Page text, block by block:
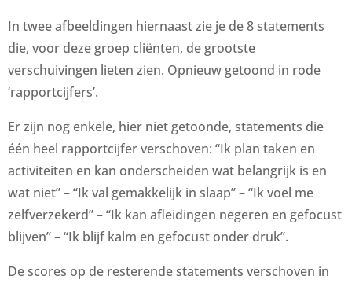
In twee afbeeldingen hiernaast zie je de 8 statements
die, voor deze groep cliënten, de grootste
verschuivingen lieten zien. Opnieuw getoond in rode
‘rapportcijfers’.
Er zijn nog enkele, hier niet getoonde, statements die
één heel rapportcijfer verschoven: “Ik plan taken en
activiteiten en kan onderscheiden wat belangrijk is en
wat niet” – “Ik val gemakkelijk in slaap” – “Ik voel me
zelfverzekerd” – “Ik kan afleidingen negeren en gefocust
blijven” – “Ik blijf kalm en gefocust onder druk”.
De scores op de resterende statements verschoven in